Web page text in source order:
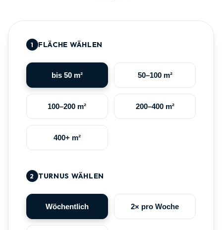
1 FLÄCHE WÄHLEN
bis 50 m² 50–100 m²
100–200 m² 200–400 m²
400+ m²
2 TURNUS WÄHLEN
Wöchentlich 2× pro Woche